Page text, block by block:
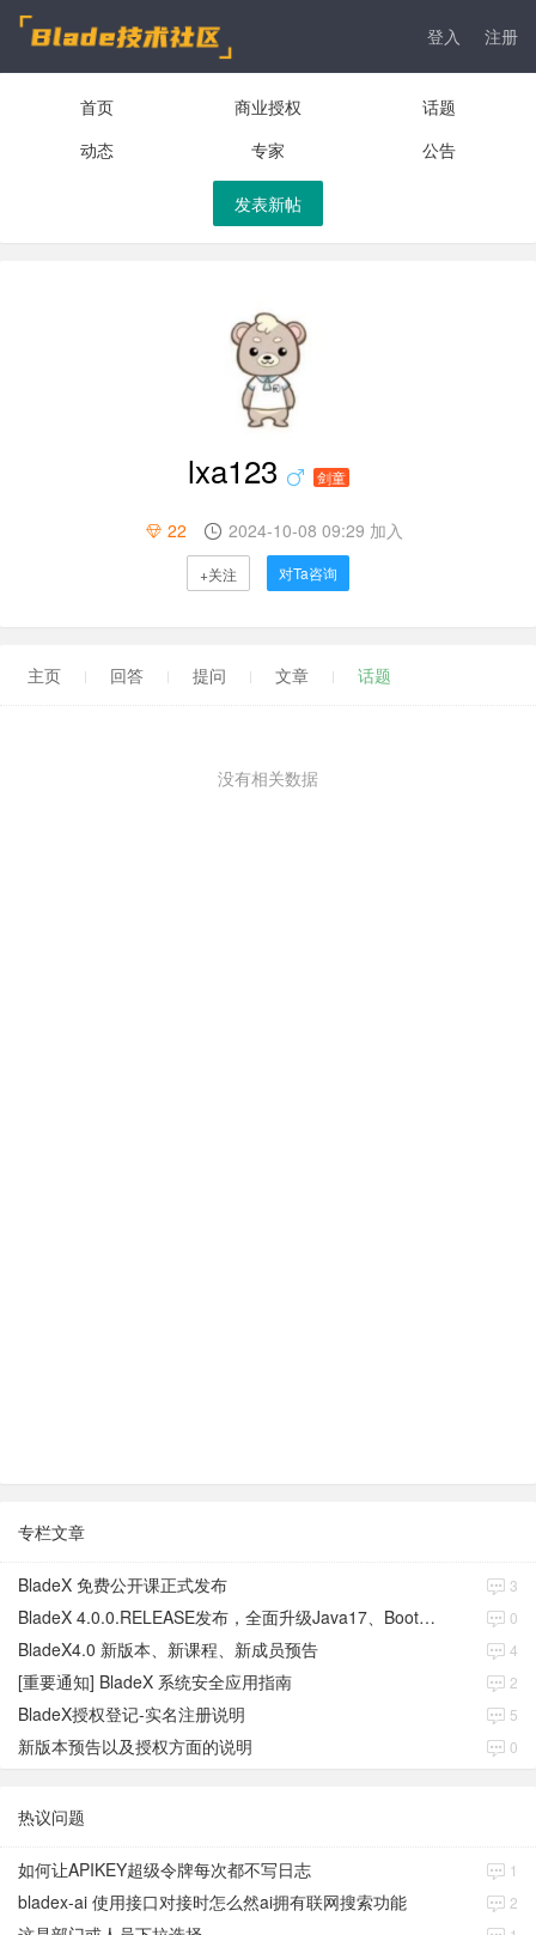
登入 注册
首页 商业授权
话题
动态
专家 公告
发表新帖
lxa123 剑童
22 2024-10-08 09:29 加入
+关注 对Ta咨询
主页 回答 提问 文章 话题
没有相关数据
专栏文章
BladeX 免费公开课正式发布 3
BladeX 4.0.0.RELEASE发布，全面升级Java17、Boot3、Cloud2023 0
BladeX4.0 新版本、新课程、新成员预告 4
[重要通知] BladeX 系统安全应用指南 2
BladeX授权登记-实名注册说明 5
新版本预告以及授权方面的说明 0
热议问题
如何让APIKEY超级令牌每次都不写日志 1
bladex-ai 使用接口对接时怎么然ai拥有联网搜索功能 2